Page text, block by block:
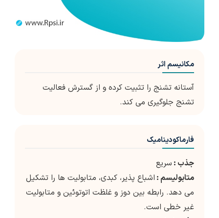
مکانیسم اثر
آستانه تشنج را تثبیت کرده و از گسترش فعالیت
تشنج جلوگیری می کند.
فارماکودینامیک
جذب : سریع
متابولیسم : اشباع پذیر، کبدی، متابولیت ها را تشکیل
می دهد. رابطه بین دوز و غلظت اتوتوئین و متابولیت
غیر خطی است.